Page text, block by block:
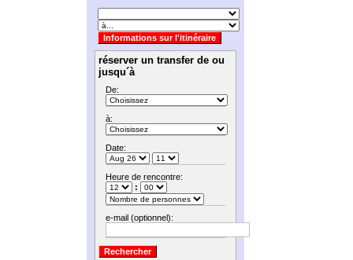
réserver un transfer de ou
jusqu´à
De:
à:
Date:
Heure de rencontre:
:
e-mail (optionnel):